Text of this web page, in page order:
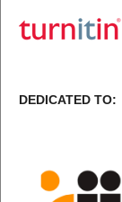
DEDICATED TO: